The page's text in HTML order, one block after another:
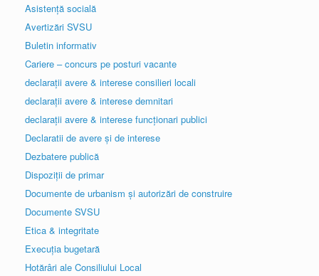
Asistență socială
Avertizări SVSU
Buletin informativ
Cariere – concurs pe posturi vacante
declarații avere & interese consilieri locali
declarații avere & interese demnitari
declarații avere & interese funcționari publici
Declaratii de avere și de interese
Dezbatere publică
Dispoziții de primar
Documente de urbanism și autorizări de construire
Documente SVSU
Etica & integritate
Execuția bugetară
Hotărâri ale Consiliului Local